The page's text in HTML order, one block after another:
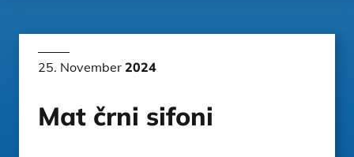
25. November 2024
Mat črni sifoni